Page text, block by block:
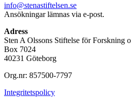
info@stenastiftelsen.se
Ansökningar lämnas via e-post.
Adress
Sten A Olssons Stiftelse för Forskning
Box 7024
40231 Göteborg
Org.nr: 857500-7797
Integritetspolicy